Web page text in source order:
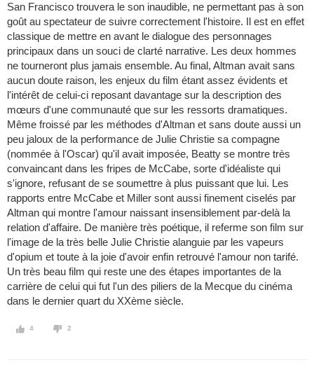
San Francisco trouvera le son inaudible, ne permettant pas à son
goût au spectateur de suivre correctement l'histoire. Il est en effet
classique de mettre en avant le dialogue des personnages
principaux dans un souci de clarté narrative. Les deux hommes
ne tourneront plus jamais ensemble. Au final, Altman avait sans
aucun doute raison, les enjeux du film étant assez évidents et
l'intérêt de celui-ci reposant davantage sur la description des
mœurs d'une communauté que sur les ressorts dramatiques.
Même froissé par les méthodes d'Altman et sans doute aussi un
peu jaloux de la performance de Julie Christie sa compagne
(nommée à l'Oscar) qu'il avait imposée, Beatty se montre très
convaincant dans les fripes de McCabe, sorte d'idéaliste qui
s'ignore, refusant de se soumettre à plus puissant que lui. Les
rapports entre McCabe et Miller sont aussi finement ciselés par
Altman qui montre l'amour naissant insensiblement par-delà la
relation d'affaire. De manière très poétique, il referme son film sur
l'image de la très belle Julie Christie alanguie par les vapeurs
d'opium et toute à la joie d'avoir enfin retrouvé l'amour non tarifé.
Un très beau film qui reste une des étapes importantes de la
carrière de celui qui fut l'un des piliers de la Mecque du cinéma
dans le dernier quart du XXème siècle.
4 2